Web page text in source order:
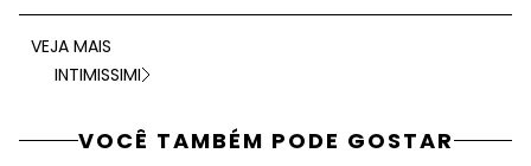
VEJA MAIS
INTIMISSIMI
VOCÊ TAMBÉM PODE GOSTAR